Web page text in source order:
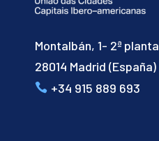
Montalbán, 1- 2ª planta
28014 Madrid (España)
+34 915 889 693